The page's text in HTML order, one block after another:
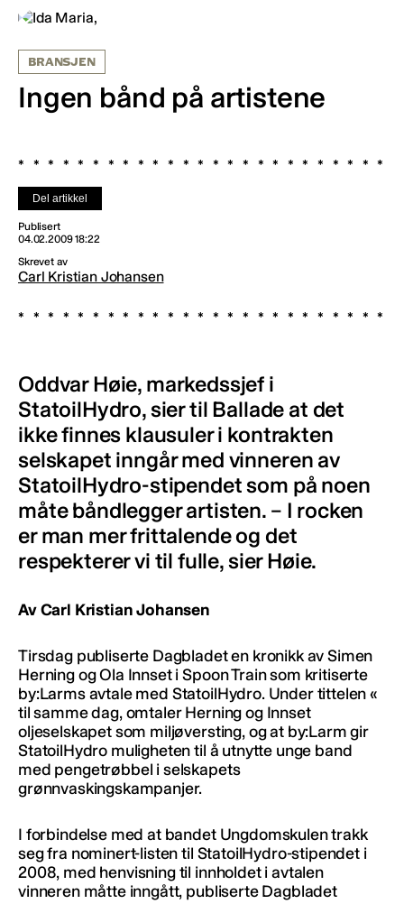
BRANSJEN
Ingen bånd på artistene
Del artikkel
Publisert
04.02.2009 18:22
Skrevet av
Carl Kristian Johansen
Oddvar Høie, markedssjef i
StatoilHydro, sier til Ballade at det
ikke finnes klausuler i kontrakten
selskapet inngår med vinneren av
StatoilHydro-stipendet som på noen
måte båndlegger artisten. – I rocken
er man mer frittalende og det
respekterer vi til fulle, sier Høie.
Av Carl Kristian Johansen
Tirsdag publiserte Dagbladet en kronikk av Simen
Herning og Ola Innset i Spoon Train som kritiserte
by:Larms avtale med StatoilHydro. Under tittelen «
til samme dag, omtaler Herning og Innset
oljeselskapet som miljøversting, og at by:Larm gir
StatoilHydro muligheten til å utnytte unge band
med pengetrøbbel i selskapets
grønnvaskingskampanjer.
I forbindelse med at bandet Ungdomskulen trakk
seg fra nominert-listen til StatoilHydro-stipendet i
2008, med henvisning til innholdet i avtalen
vinneren måtte inngått, publiserte Dagbladet